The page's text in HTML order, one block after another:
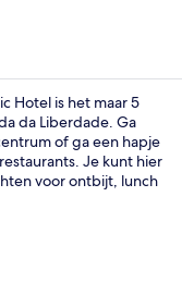
Hotel is het maar 5
da Liberdade. Ga
of ga een hapje
Je kunt hier
voor ontbijt, lunch
deli. Andere
vervoer: